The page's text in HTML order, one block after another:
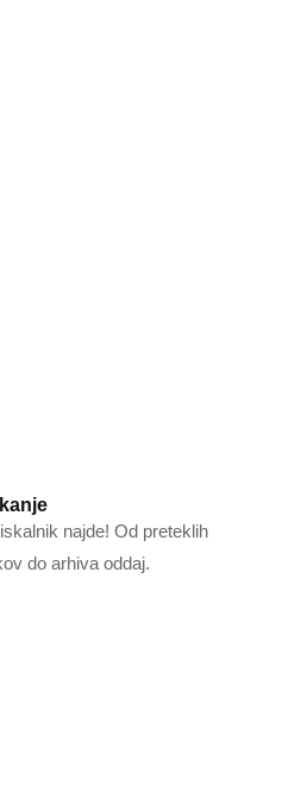
najde! Od preteklih
do arhiva oddaj.